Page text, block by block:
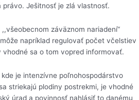
Ješitnosť je zlá vlastnosť.
záväznom nariadení“
napríklad regulovať počet včelstiev
sa o tom vopred informovať.
je intenzívne poľnohospodárstvo
striekajú plodiny postrekmi, je vhodné
úrad a povinnosť nahlásiť to danému